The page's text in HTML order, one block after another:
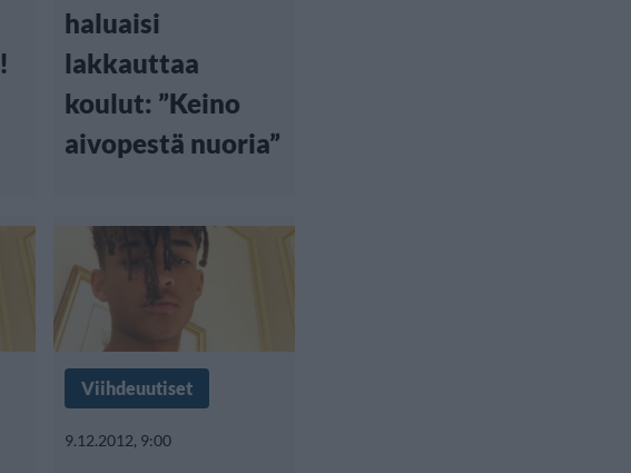
haluaisi
lakkauttaa
koulut: ”Keino
aivopestä nuoria”
Viihdeuutiset
9.12.2012, 9:00